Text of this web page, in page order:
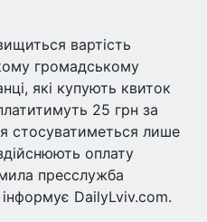
вартість
громадському
які купують квиток
25 грн за
стосуватиметься лише
оплату
пресслужба
інформує DailyLviv.com.